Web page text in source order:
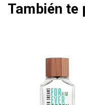
También te